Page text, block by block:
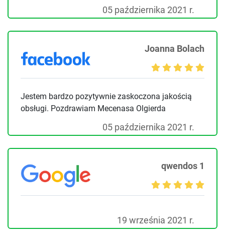
05 października 2021 r.
Joanna Bolach
Jestem bardzo pozytywnie zaskoczona jakością
obsługi. Pozdrawiam Mecenasa Olgierda
05 października 2021 r.
qwendos 1
19 września 2021 r.